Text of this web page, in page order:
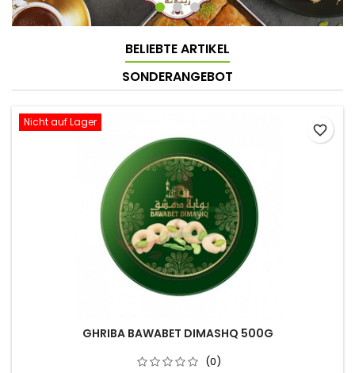
BELIEBTE ARTIKEL
SONDERANGEBOT
Nicht auf Lager
GHRIBA BAWABET DIMASHQ 500G
(0)
favorite_border